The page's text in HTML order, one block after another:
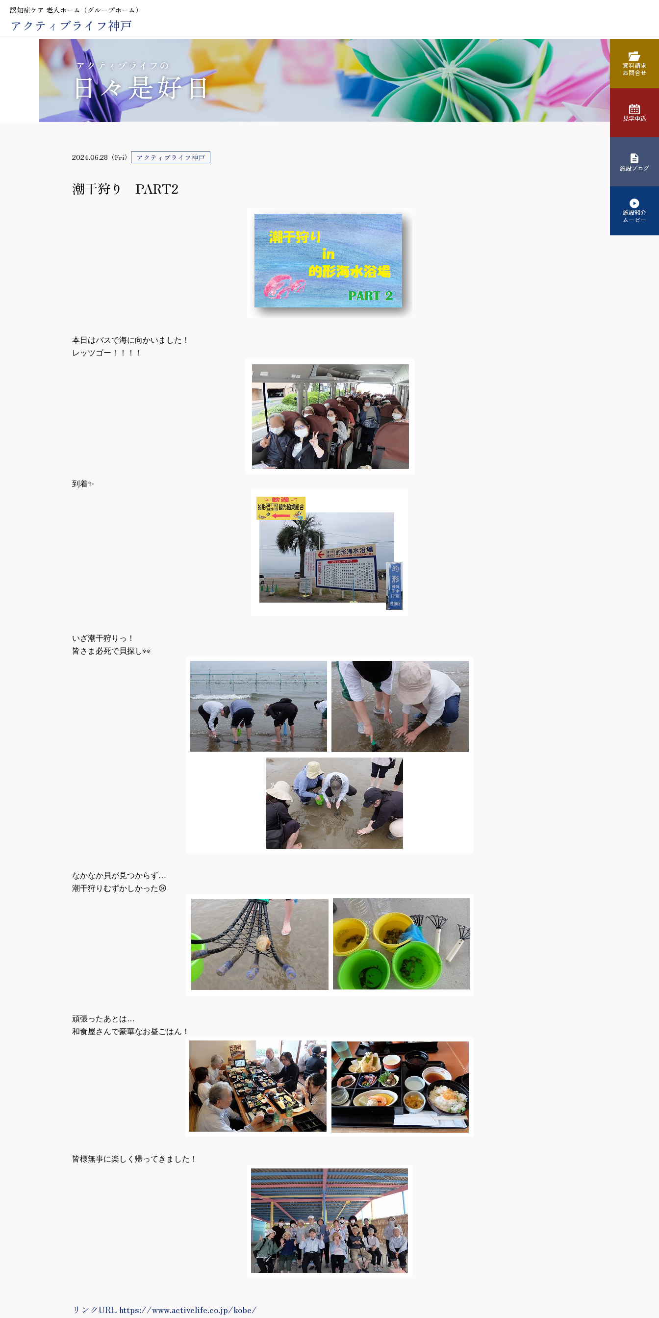
認知症ケア 老人ホーム（グループホーム）
アクティブライフ神戸
資料請求
お問合せ
見学申込
施設ブログ
施設紹介
ムービー
2024.06.28（Fri） アクティブライフ神戸
潮干狩り PART2
本日はバスで海に向かいました！
レッツゴー！！！！
到着✨
いざ潮干狩りっ！
皆さま必死で貝探し👀
なかなか貝が見つからず…
潮干狩りむずかしかった😢
頑張ったあとは…
和食屋さんで豪華なお昼ごはん！
皆様無事に楽しく帰ってきました！
リンクURL https://www.activelife.co.jp/kobe/